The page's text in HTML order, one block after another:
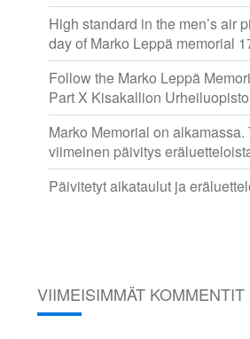
High standard in the men’s air
day of Marko Leppä memorial
Follow the Marko Leppä
Part X Kisakallion Urheiluopisto
Marko Memorial on
viimeinen päivitys
Päivitetyt aikataulut ja
VIIMEISIMMÄT KOMMENTIT